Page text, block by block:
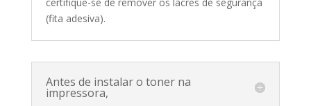
(fita adesiva).
Antes de instalar o toner na
impressora,